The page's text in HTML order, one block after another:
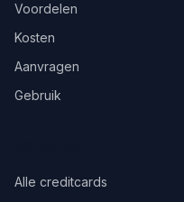
Voordelen
Kosten
Aanvragen
Gebruik
Alle creditcards